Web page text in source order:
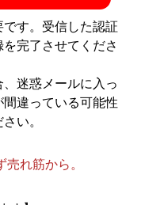
のしがないショップ
はなぜ成功できたの
秘密はロードマップ
った
す。受信した認証
完了させてくださ
迷惑メールに入っ
違っている可能性
い。
れ筋から。